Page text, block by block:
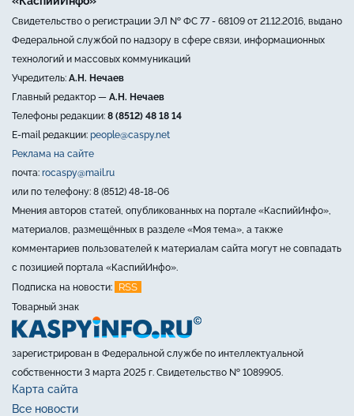
Свидетельство о регистрации ЭЛ № ФС 77 - 68109 от 21.12.2016, выдано
Федеральной службой по надзору в сфере связи, информационных
технологий и массовых коммуникаций
Учредитель: А.Н. Нечаев
Главный редактор — А.Н. Нечаев
Телефоны редакции: 8 (8512) 48 18 14
E-mail редакции: people@caspy.net
Реклама на сайте
почта: rocaspy@mail.ru
или по телефону: 8 (8512) 48-18-06
Мнения авторов статей, опубликованных на портале «КаспийИнфо»,
материалов, размещённых в разделе «Моя тема», а также
комментариев пользователей к материалам сайта могут не совпадать
с позицией портала «КаспийИнфо».
Подписка на новости:
RSS
Товарный знак
зарегистрирован в Федеральной службе по интеллектуальной
собственности 3 марта 2025 г. Свидетельство № 1089905.
Карта сайта
Все новости